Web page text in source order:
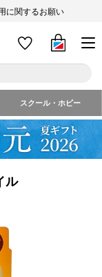
に関するお願い
スクール・ホビー
ル